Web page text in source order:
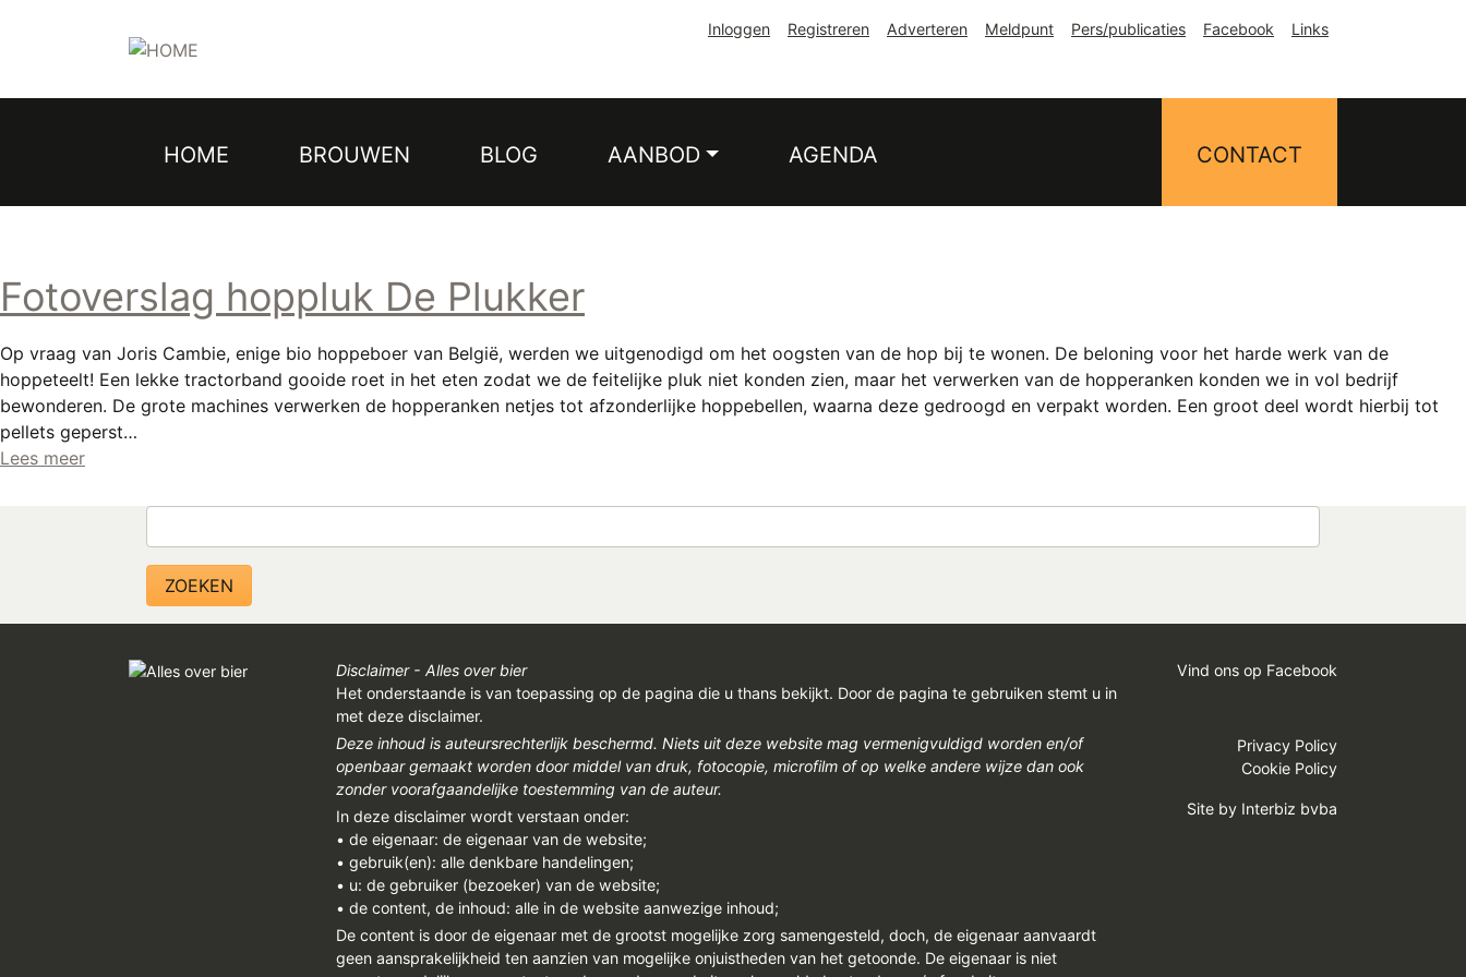
Inloggen Registreren Adverteren Meldpunt Pers/publicaties Facebook Links
Hoofdnavigatie
HOME BROUWEN BLOG AANBOD AGENDA CONTACT
Fotoverslag hoppluk De Plukker
Op vraag van Joris Cambie, enige bio hoppeboer van België, werden we uitgenodigd om het oogsten van de hop bij te wonen. De beloning voor het harde werk van de
hoppeteelt! Een lekke tractorband gooide roet in het eten zodat we de feitelijke pluk niet konden zien, maar het verwerken van de hopperanken konden we in vol bedrijf
bewonderen. De grote machines verwerken de hopperanken netjes tot afzonderlijke hoppebellen, waarna deze gedroogd en verpakt worden. Een groot deel wordt hierbij tot
pellets geperst…
Lees meer
Disclaimer - Alles over bier
Het onderstaande is van toepassing op de pagina die u thans bekijkt. Door de pagina te gebruiken stemt u in
met deze disclaimer.
Deze inhoud is auteursrechterlijk beschermd. Niets uit deze website mag vermenigvuldigd worden en/of
openbaar gemaakt worden door middel van druk, fotocopie, microfilm of op welke andere wijze dan ook
zonder voorafgaandelijke toestemming van de auteur.
In deze disclaimer wordt verstaan onder:
• de eigenaar: de eigenaar van de website;
• gebruik(en): alle denkbare handelingen;
• u: de gebruiker (bezoeker) van de website;
• de content, de inhoud: alle in de website aanwezige inhoud;
De content is door de eigenaar met de grootst mogelijke zorg samengesteld, doch, de eigenaar aanvaardt
geen aansprakelijkheid ten aanzien van mogelijke onjuistheden van het getoonde. De eigenaar is niet
Vind ons op Facebook
Privacy Policy
Cookie Policy
Site by Interbiz bvba